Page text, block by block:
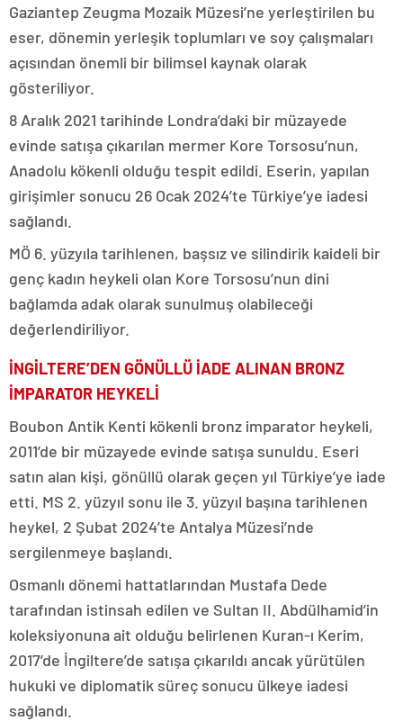
Gaziantep Zeugma Mozaik Müzesi’ne yerleştirilen bu
eser, dönemin yerleşik toplumları ve soy çalışmaları
açısından önemli bir bilimsel kaynak olarak
gösteriliyor.
8 Aralık 2021 tarihinde Londra’daki bir müzayede
evinde satışa çıkarılan mermer Kore Torsosu’nun,
Anadolu kökenli olduğu tespit edildi. Eserin, yapılan
girişimler sonucu 26 Ocak 2024’te Türkiye’ye iadesi
sağlandı.
MÖ 6. yüzyıla tarihlenen, başsız ve silindirik kaideli bir
genç kadın heykeli olan Kore Torsosu’nun dini
bağlamda adak olarak sunulmuş olabileceği
değerlendiriliyor.
İNGİLTERE’DEN GÖNÜLLÜ İADE ALINAN BRONZ
İMPARATOR HEYKELİ
Boubon Antik Kenti kökenli bronz imparator heykeli,
2011’de bir müzayede evinde satışa sunuldu. Eseri
satın alan kişi, gönüllü olarak geçen yıl Türkiye’ye iade
etti. MS 2. yüzyıl sonu ile 3. yüzyıl başına tarihlenen
heykel, 2 Şubat 2024’te Antalya Müzesi’nde
sergilenmeye başlandı.
Osmanlı dönemi hattatlarından Mustafa Dede
tarafından istinsah edilen ve Sultan II. Abdülhamid’in
koleksiyonuna ait olduğu belirlenen Kuran-ı Kerim,
2017’de İngiltere’de satışa çıkarıldı ancak yürütülen
hukuki ve diplomatik süreç sonucu ülkeye iadesi
sağlandı.